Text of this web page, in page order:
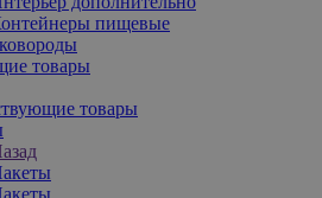
пищевые
товары
товары